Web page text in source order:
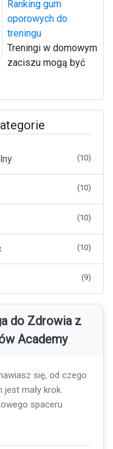
Ranking gum
oporowych do
treningu
Treningi w domowym
zaciszu mogą być
(10)
(10)
(10)
(10)
(9)
do Zdrowia z
Academy
o nawodnieniu!
przed każdym
trawienie i